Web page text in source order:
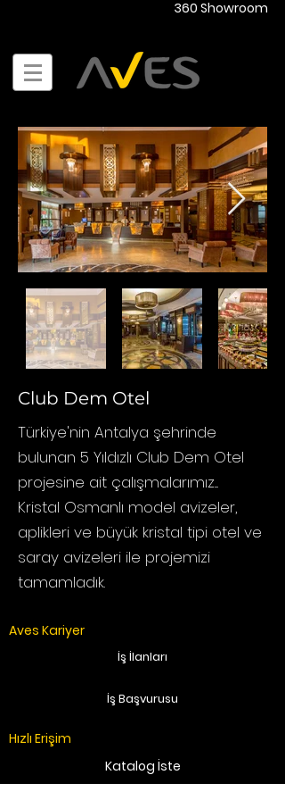
360 Showroom
Club Dem Otel
Türkiye'nin Antalya şehrinde
bulunan 5 Yıldızlı Club Dem Otel
projesine ait çalışmalarımız....
Kristal Osmanlı model avizeler,
aplikleri ve büyük kristal tipi otel ve
saray avizeleri ile projemizi
tamamladık.
Aves Kariyer
İş İlanları
İş Başvurusu
Hızlı Erişim
Katalog İste